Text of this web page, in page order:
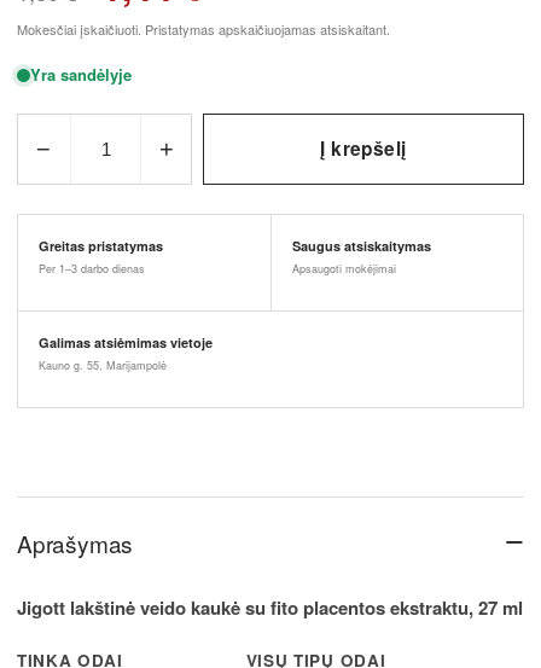
Aprašymas −
Jigott lakštinė veido kaukė su fito placentos ekstraktu, 27 ml
TINKA ODAI
VISŲ TIPŲ ODAI
Mokesčiai įskaičiuoti. Pristatymas apskaičiuojamas atsiskaitant.
Yra sandėlyje
− 1 + Į krepšelį
Greitas pristatymas
Per 1–3 darbo dienas
Saugus atsiskaitymas
Apsaugoti mokėjimai
Galimas atsiėmimas vietoje
Kauno g. 55, Marijampolė